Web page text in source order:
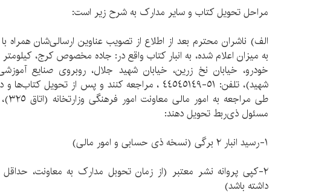
مراحل تحویل کتاب و سایر مدارک به شرح زیر است:
الف) ناشران محترم بعد از اطلاع از تصویب عناوین ارسالی‌شان
خودرو، خیابان نخ زرین، خیابان شهید جلال، روبروی صنایع
شهید)، تلفن: ٥١-٤٤٥٤٥١٤٩ ، مراجعه کنند و پس از تحویل
طی
مسئول ذی‌ربط تحویل دهند:
١-رسید انبار ٢ برگی (نسخه ذی حسابی و امور مالی)
٢-کپی پروانه نشر معتبر (از زمان تحوبل مدارک به معاونت، حداقل
داشته باشد)